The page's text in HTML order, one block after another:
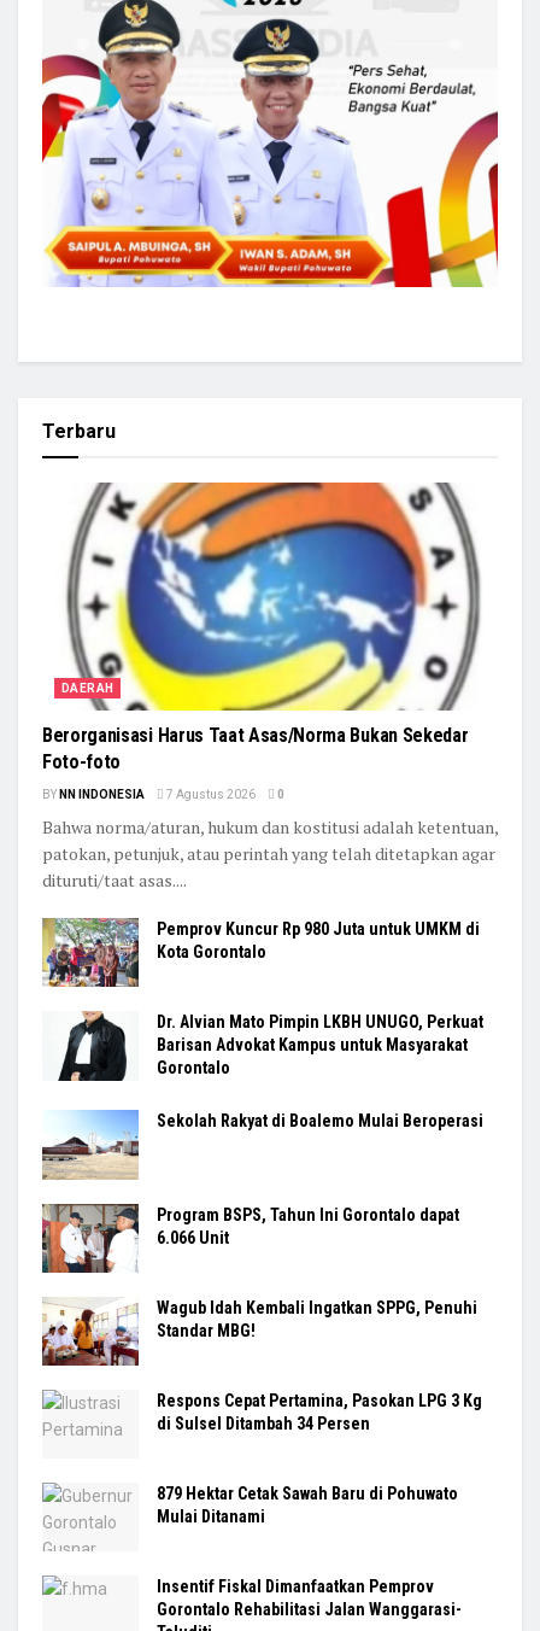
Terbaru
DAERAH
Berorganisasi Harus Taat Asas/Norma Bukan Sekedar
Foto-foto
BY NN INDONESIA 7 Agustus 2026 0
Bahwa norma/aturan, hukum dan kostitusi adalah ketentuan,
patokan, petunjuk, atau perintah yang telah ditetapkan agar
dituruti/taat asas....
Pemprov Kuncur Rp 980 Juta untuk UMKM di
Kota Gorontalo
Dr. Alvian Mato Pimpin LKBH UNUGO, Perkuat
Barisan Advokat Kampus untuk Masyarakat
Gorontalo
Sekolah Rakyat di Boalemo Mulai Beroperasi
Program BSPS, Tahun Ini Gorontalo dapat
6.066 Unit
Wagub Idah Kembali Ingatkan SPPG, Penuhi
Standar MBG!
Respons Cepat Pertamina, Pasokan LPG 3 Kg
di Sulsel Ditambah 34 Persen
879 Hektar Cetak Sawah Baru di Pohuwato
Mulai Ditanami
Insentif Fiskal Dimanfaatkan Pemprov
Gorontalo Rehabilitasi Jalan Wanggarasi-